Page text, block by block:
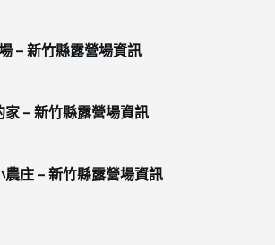
– 新竹縣露營場資訊
– 新竹縣露營場資訊
庄 – 新竹縣露營場資訊